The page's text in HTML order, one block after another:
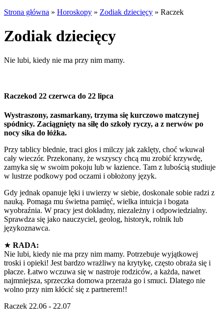
Strona główna » Horoskopy » Zodiak dziecięcy » Raczek
Zodiak dziecięcy
Nie lubi, kiedy nie ma przy nim mamy.
Raczekod 22 czerwca do 22 lipca
Wystraszony, zasmarkany, trzyma się kurczowo matczynej
spódnicy. Zaciągnięty na siłę do szkoły ryczy, a z nerwów po
nocy sika do łóżka.
Przy tablicy blednie, traci głos i milczy jak zaklęty, choć wkuwał
cały wieczór. Przekonany, że wszyscy chcą mu zrobić krzywdę,
zamyka się w swoim pokoju lub w łazience. Tam z lubością studiuje
w lustrze podkowy pod oczami i obłożony język.
Gdy jednak opanuje lęki i uwierzy w siebie, doskonale sobie radzi z
nauką. Pomaga mu świetna pamięć, wielka intuicja i bogata
wyobraźnia. W pracy jest dokładny, niezależny i odpowiedzialny.
Sprawdza się jako nauczyciel, geolog, historyk, rolnik lub
językoznawca.
★ RADA:
Nie lubi, kiedy nie ma przy nim mamy. Potrzebuje wyjątkowej
troski i opieki! Jest bardzo wrażliwy na krytykę, często obraża się i
płacze. Łatwo wczuwa się w nastroje rodziców, a każda, nawet
najmniejsza, sprzeczka domowa przeraża go i smuci. Dlatego nie
wolno przy nim kłócić się z partnerem!!
Raczek 22.06 - 22.07